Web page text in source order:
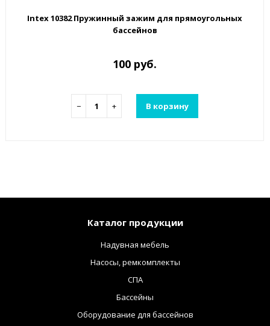
Intex 10382 Пружинный зажим для прямоугольных
бассейнов
100 руб.
− + В корзину
Каталог продукции
Надувная мебель
Насосы, ремкомплекты
СПА
Бассейны
Оборудование для бассейнов